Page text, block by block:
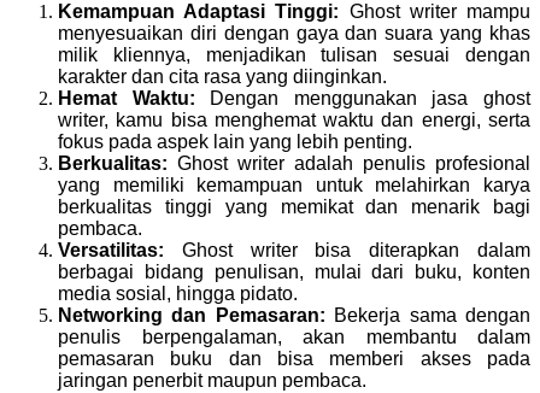
Kemampuan Adaptasi Tinggi: Ghost writer mampu
menyesuaikan diri dengan gaya dan suara yang khas
milik kliennya, menjadikan tulisan sesuai dengan
karakter dan cita rasa yang diinginkan.
Hemat Waktu: Dengan menggunakan jasa ghost
writer, kamu bisa menghemat waktu dan energi, serta
fokus pada aspek lain yang lebih penting.
Berkualitas: Ghost writer adalah penulis profesional
yang memiliki kemampuan untuk melahirkan karya
berkualitas tinggi yang memikat dan menarik bagi
pembaca.
Versatilitas: Ghost writer bisa diterapkan dalam
berbagai bidang penulisan, mulai dari buku, konten
media sosial, hingga pidato.
Networking dan Pemasaran: Bekerja sama dengan
penulis berpengalaman, akan membantu dalam
pemasaran buku dan bisa memberi akses pada
jaringan penerbit maupun pembaca.